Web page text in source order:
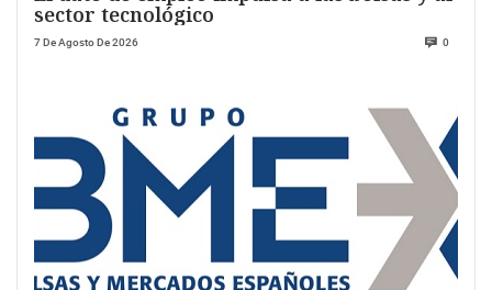
sector tecnológico
7 De Agosto De 2026 0